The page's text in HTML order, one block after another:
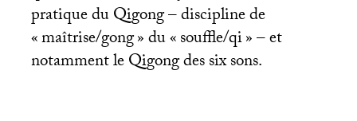
pratique du Qigong – discipline de
«maîtrise/gong» du «souffle/qi» – et
notamment le Qigong des six sons.